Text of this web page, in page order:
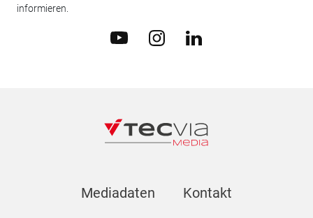
informieren.
Mediadaten Kontakt